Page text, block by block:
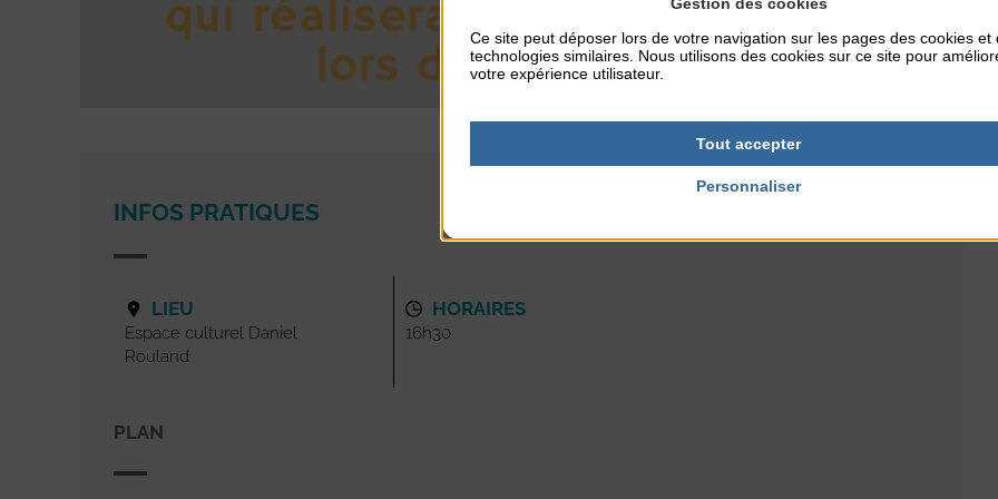
INFOS PRATIQUES
LIEU
Espace culturel Daniel
Rouland
HORAIRES
16h30
PLAN
Ce site peut déposer lors de votre navigation sur les pages des cookies et
technologies similaires. Nous utilisons des cookies sur ce site pour
votre expérience utilisateur.
Tout accepter
Personnaliser